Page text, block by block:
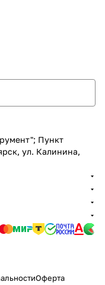
Пункт
ул. Калинина,
Оферта
раз в 2 недели